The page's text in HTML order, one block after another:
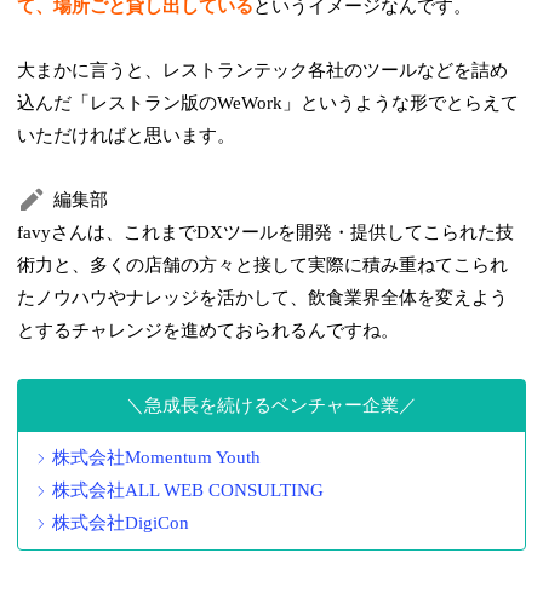
て、場所ごと貸し出しているというイメージなんです。
大まかに言うと、レストランテック各社のツールなどを詰め
込んだ「レストラン版のWeWork」というような形でとらえて
いただければと思います。
編集部
favyさんは、これまでDXツールを開発・提供してこられた技
術力と、多くの店舗の方々と接して実際に積み重ねてこられ
たノウハウやナレッジを活かして、飲食業界全体を変えよう
とするチャレンジを進めておられるんですね。
急成長を続けるベンチャー企業
株式会社Momentum Youth
株式会社ALL WEB CONSULTING
株式会社DigiCon